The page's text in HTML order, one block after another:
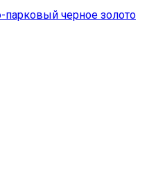
парковый черное золото